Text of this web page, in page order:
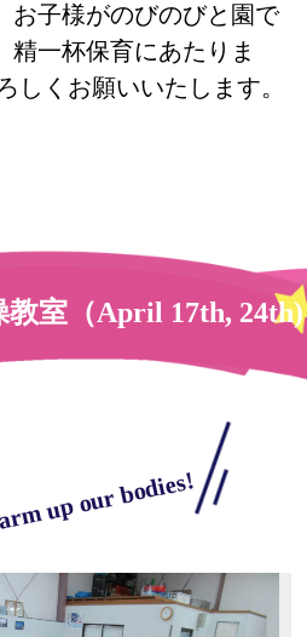
お子様がのびのびと園で
精一杯保育にあたりま
しくお願いいたします。
室（April 17th, 24th)
up our bodies!